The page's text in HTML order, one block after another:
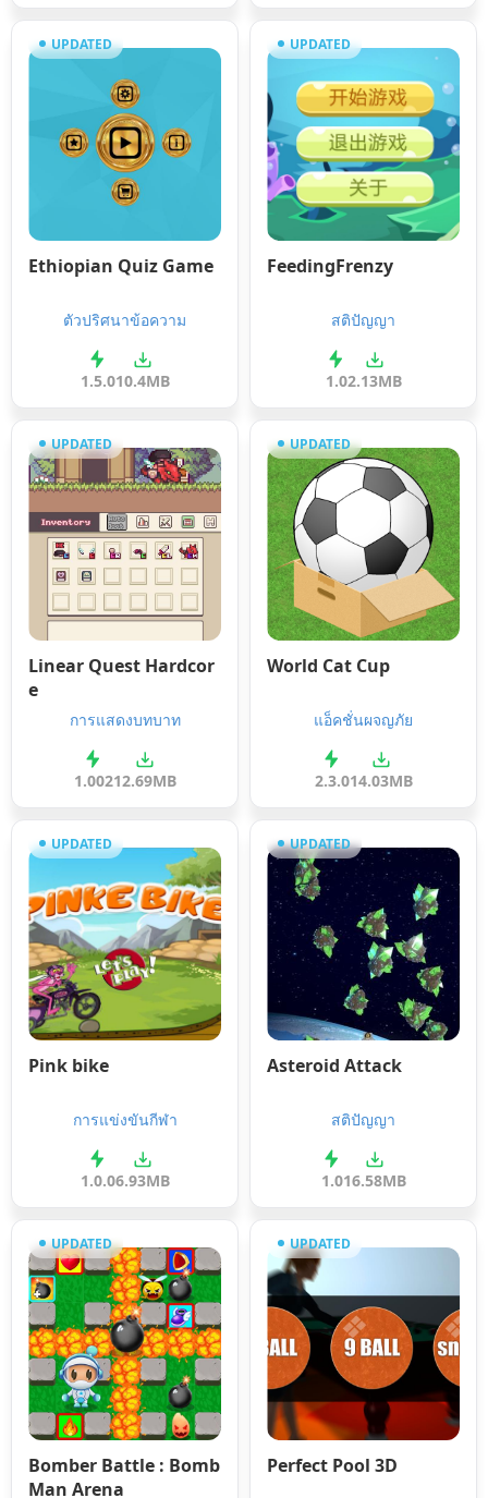
UPDATED
Ethiopian Quiz Game
ตัวปริศนาข้อความ
1.5.010.4MB
UPDATED
FeedingFrenzy
สติปัญญา
1.02.13MB
UPDATED
Linear Quest Hardcor
e
การแสดงบทบาท
1.00212.69MB
UPDATED
World Cat Cup
แอ็คชั่นผจญภัย
2.3.014.03MB
UPDATED
Pink bike
การแข่งขันกีฬา
1.0.06.93MB
UPDATED
Asteroid Attack
สติปัญญา
1.016.58MB
UPDATED
Bomber Battle : Bomb
Man Arena
UPDATED
Perfect Pool 3D